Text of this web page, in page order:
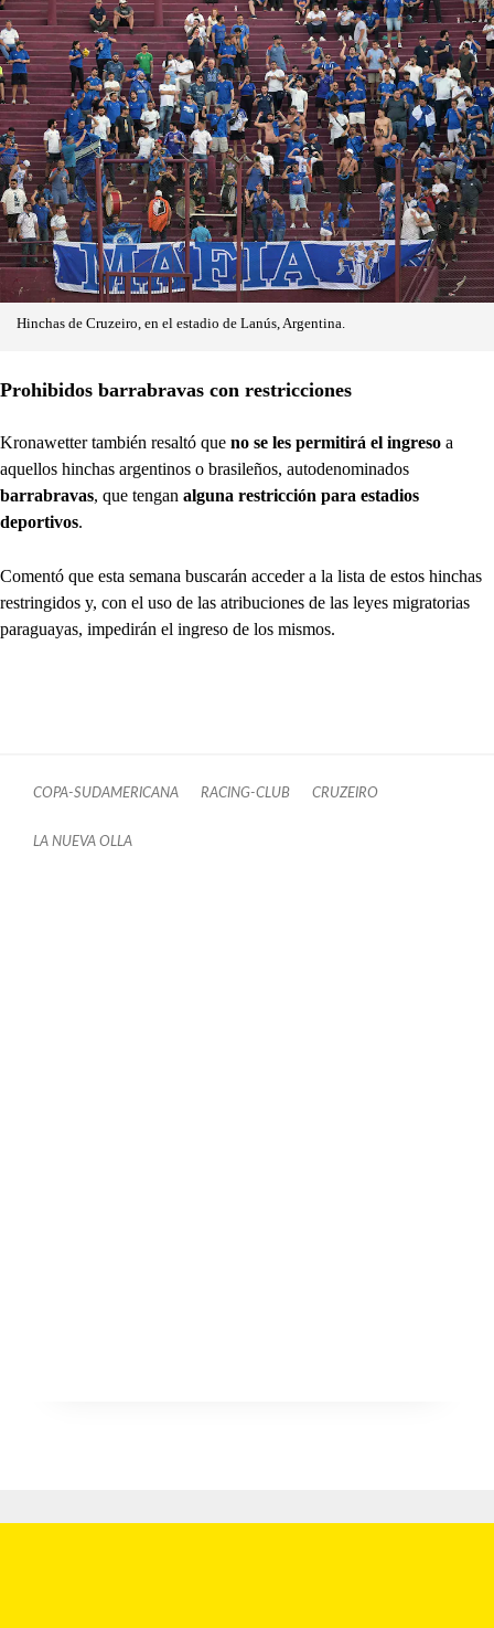
Hinchas de Cruzeiro, en el estadio de Lanús, Argentina.
Prohibidos barrabravas con restricciones
Kronawetter también resaltó que no se les permitirá el ingreso a
aquellos hinchas argentinos o brasileños, autodenominados
barrabravas, que tengan alguna restricción para estadios
deportivos.
Comentó que esta semana buscarán acceder a la lista de estos hinchas
restringidos y, con el uso de las atribuciones de las leyes migratorias
paraguayas, impedirán el ingreso de los mismos.
COPA-SUDAMERICANA RACING-CLUB CRUZEIRO
LA NUEVA OLLA